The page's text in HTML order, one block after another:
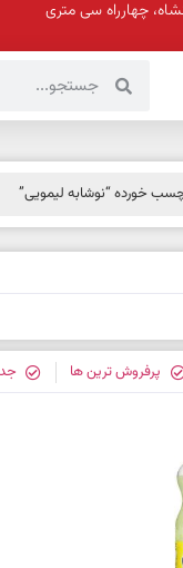
چهارراه سی متری
خورده “نوشابه لیمویی”
پرفروش ترین ها